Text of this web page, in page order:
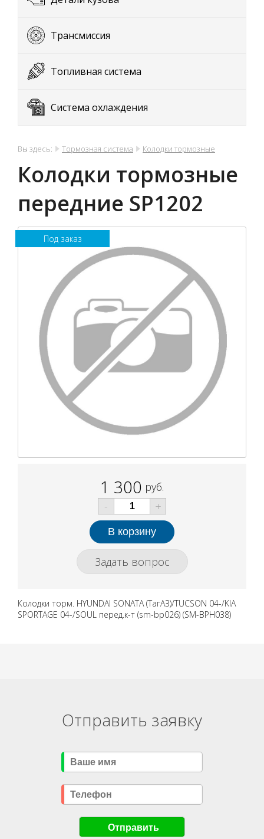
Трансмиссия
Топливная система
Система охлаждения
Вы здесь: Тормозная система Колодки тормозные
Колодки тормозные
передние SP1202
Под заказ
1 300 руб.
-
+
Задать вопрос
Колодки торм. HYUNDAI SONATA (ТагАЗ)/TUCSON 04-/KIA
SPORTAGE 04-/SOUL перед.к-т (sm-bp026) (SM-BPH038)
Отправить заявку